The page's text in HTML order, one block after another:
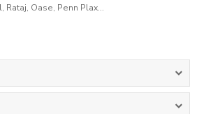
Rataj, Oase, Penn Plax...